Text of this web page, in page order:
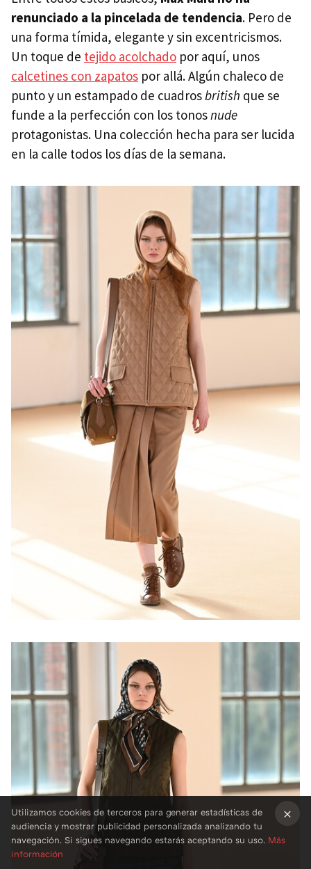
renunciado a la pincelada de tendencia. Pero de
una forma tímida, elegante y sin excentricismos.
Un toque de tejido acolchado por aquí, unos
calcetines con zapatos por allá. Algún chaleco de
punto y un estampado de cuadrosbritish que se
funde a la perfección con los tonosnude
protagonistas. Una colección hecha para ser lucida
en la calle todos los días de la semana.
Utilizamos cookies de terceros para generar estadísticas de
audiencia y mostrar publicidad personalizada analizando tu
navegación. Si sigues navegando estarás aceptando su uso. Más
información